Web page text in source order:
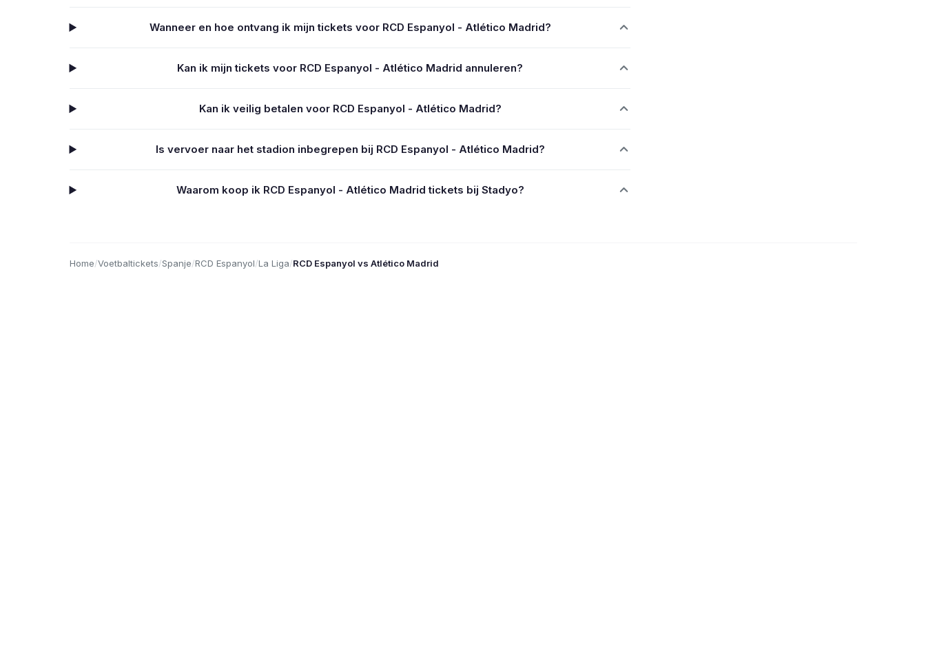
Wanneer en hoe ontvang ik mijn tickets voor RCD Espanyol - Atlético Madrid?
Kan ik mijn tickets voor RCD Espanyol - Atlético Madrid annuleren?
Kan ik veilig betalen voor RCD Espanyol - Atlético Madrid?
Is vervoer naar het stadion inbegrepen bij RCD Espanyol - Atlético Madrid?
Waarom koop ik RCD Espanyol - Atlético Madrid tickets bij Stadyo?
Home/Voetbaltickets/Spanje/RCD Espanyol/La Liga/RCD Espanyol vs Atlético Madrid